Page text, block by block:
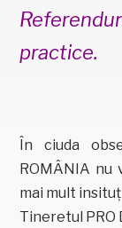
practice.
În ciuda
ROMÂNIA nu
mai mult
Tineretul PRO